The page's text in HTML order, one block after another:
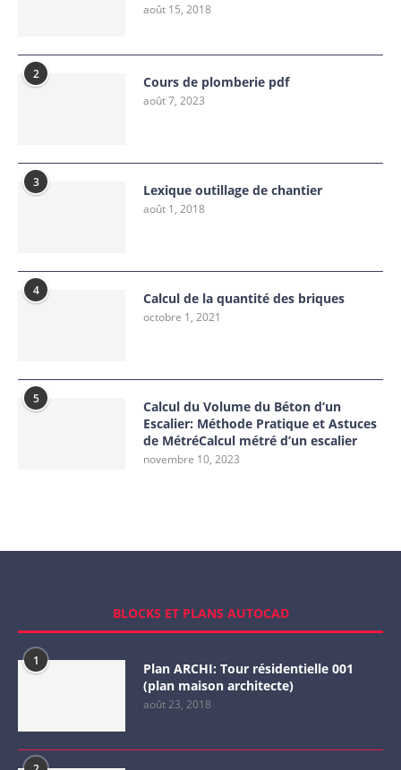
août 15, 2018
2 Cours de plomberie pdf
août 7, 2023
3 Lexique outillage de chantier
août 1, 2018
4 Calcul de la quantité des briques
octobre 1, 2021
5
Calcul du Volume du Béton d’un
Escalier: Méthode Pratique et Astuces
de MétréCalcul métré d’un escalier
novembre 10, 2023
BLOCKS ET PLANS AUTOCAD
1
Plan ARCHI: Tour résidentielle 001
(plan maison architecte)
août 23, 2018